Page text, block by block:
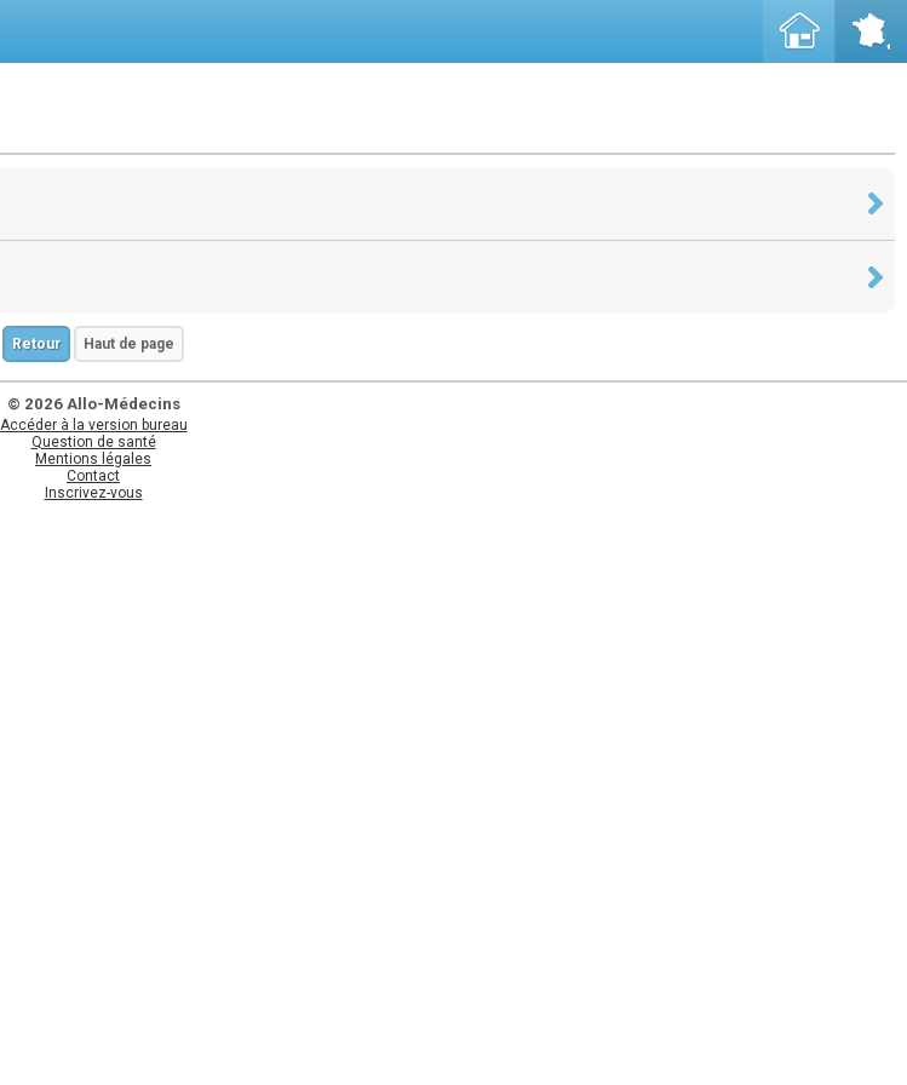
Retour Haut de page
© 2026 Allo-Médecins
Accéder à la version bureau
Question de santé
Mentions légales
Contact
Inscrivez-vous